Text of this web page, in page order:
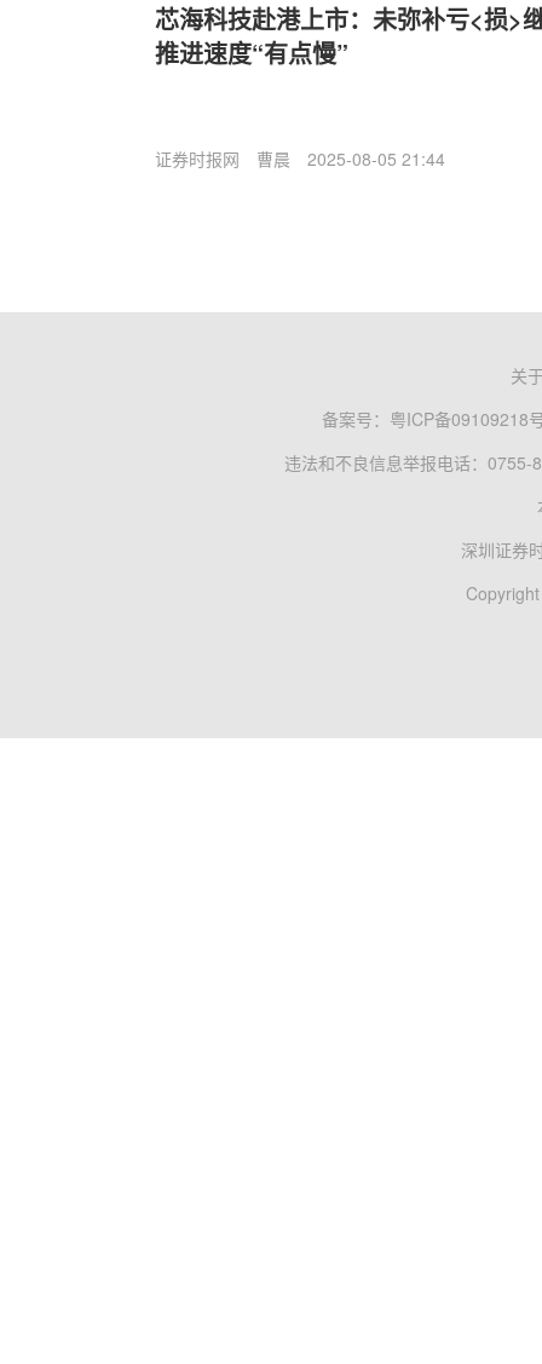
芯海科技赴港上市：未弥补亏<损>
推进速度“有点慢”
证券时报网 曹晨 2025-08-05 21:44
关
备案号： 粤ICP备09109218
违法和不良信息举报电话：0755-
深圳证券